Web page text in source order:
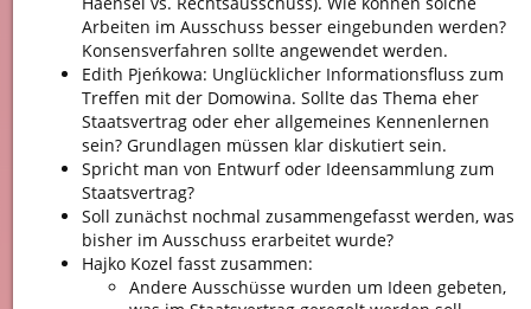
Arbeiten im Ausschuss besser eingebunden werden?
Konsensverfahren sollte angewendet werden.
Edith Pjeńkowa: Unglücklicher Informationsfluss zum
Treffen mit der Domowina. Sollte das Thema eher
Staatsvertrag oder eher allgemeines Kennenlernen
sein? Grundlagen müssen klar diskutiert sein.
Spricht man von Entwurf oder Ideensammlung zum
Staatsvertrag?
Soll zunächst nochmal zusammengefasst werden, was
bisher im Ausschuss erarbeitet wurde?
Hajko Kozel fasst zusammen:
Andere Ausschüsse wurden um Ideen gebeten,